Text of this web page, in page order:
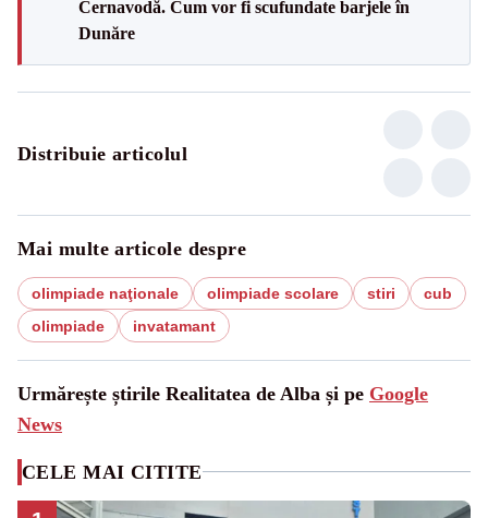
Cernavodă. Cum vor fi scufundate barjele în
Dunăre
Distribuie articolul
Mai multe articole despre
olimpiade naţionale olimpiade scolare stiri
cub
olimpiade
invatamant
Urmărește știrile Realitatea de Alba și pe Google
News
CELE MAI CITITE